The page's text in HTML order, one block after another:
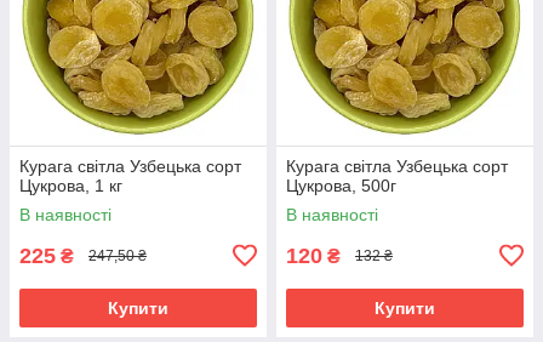
Курага світла Узбецька сорт
Цукрова, 1 кг
В наявності
225 ₴ 247,50 ₴
Купити
Курага світла Узбецька сорт
Цукрова, 500г
В наявності
120 ₴ 132 ₴
Купити